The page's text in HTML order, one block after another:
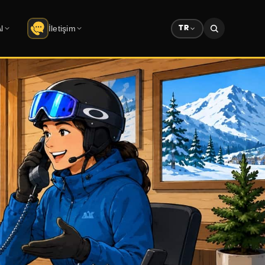
indir
İletişim
İletişim
Şirket bilgileri · form
Çözüm Ortaklarımız
Partner ekosistemi
Sponsorluk
Reklam & sponsorluk dosyası
TR